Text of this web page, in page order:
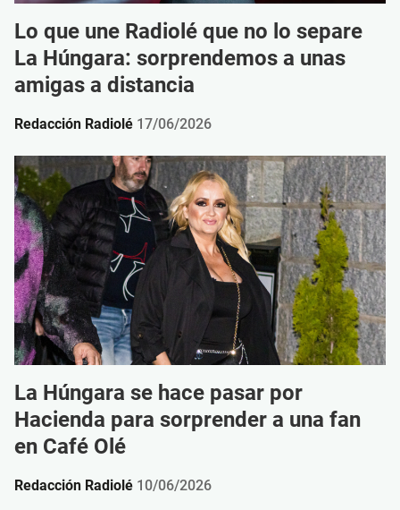
Lo que une Radiolé que no lo separe
La Húngara: sorprendemos a unas
amigas a distancia
Redacción Radiolé 17/06/2026
La Húngara se hace pasar por
Hacienda para sorprender a una fan
en Café Olé
Redacción Radiolé 10/06/2026